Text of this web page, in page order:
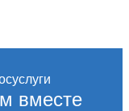
вместе